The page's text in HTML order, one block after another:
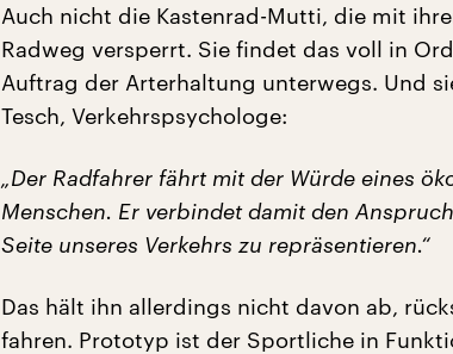
Auch nicht die Kastenrad-Mutti, die mit
Radweg versperrt. Sie findet das voll in
Auftrag der Arterhaltung unterwegs. Und
Tesch, Verkehrspsychologe:
„Der Radfahrer fährt mit der Würde eines
Menschen. Er verbindet damit den
Seite unseres Verkehrs zu repräsentieren.“
Das hält ihn allerdings nicht davon ab,
fahren. Prototyp ist der Sportliche in